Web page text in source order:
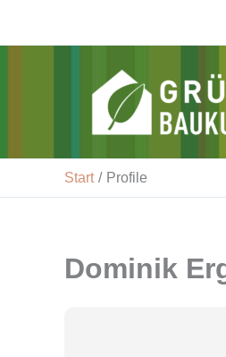
Start Profile
Dominik